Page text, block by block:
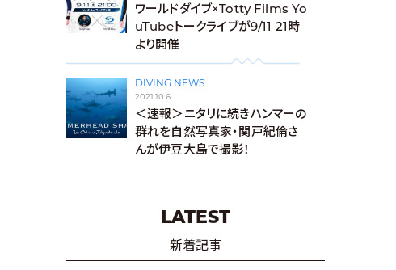
ワールドダイブ×Totty Films Yo
uTubeトークライブが9/11 21時
より開催
DIVING NEWS
2021.10.6
＜速報＞ニタリに続きハンマーの
群れを自然写真家・関戸紀倫さ
んが伊豆大島で撮影！
LATEST
新着記事